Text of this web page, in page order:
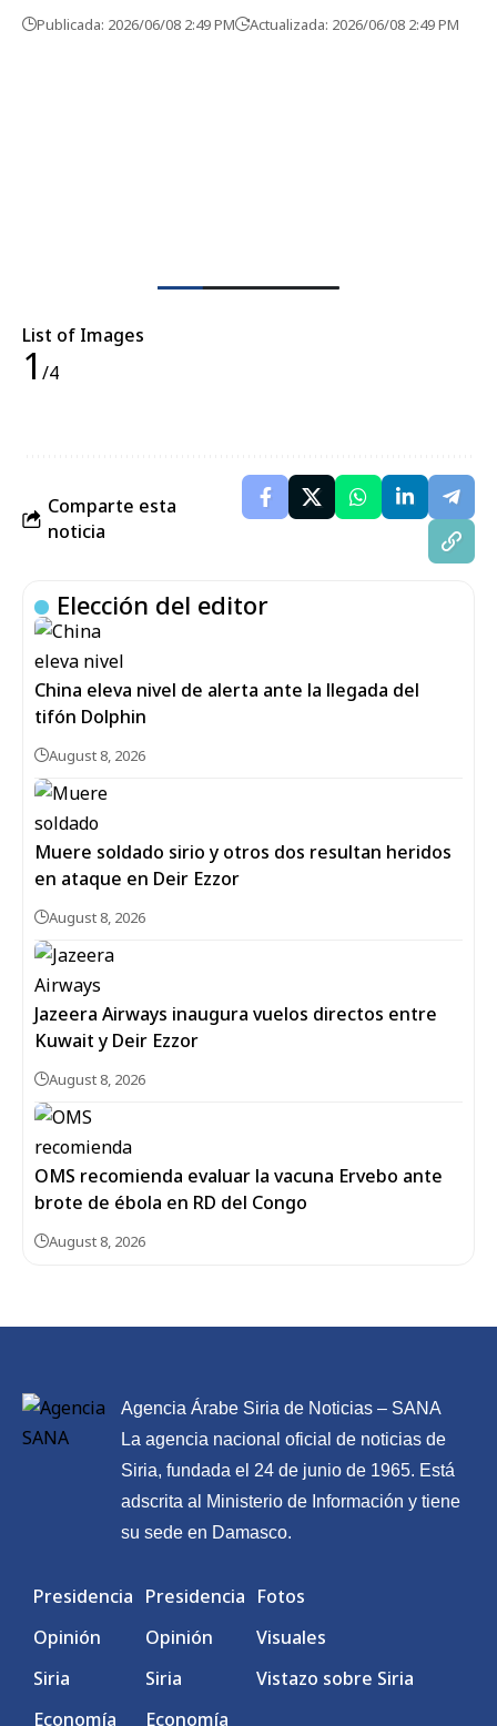
Publicada: 2026/06/08 2:49 PM Actualizada: 2026/06/08 2:49 PM
List of Images
1 /4
Comparte esta
noticia
Elección del editor
China eleva nivel de alerta ante la llegada del
tifón Dolphin
August 8, 2026
Muere soldado sirio y otros dos resultan heridos
en ataque en Deir Ezzor
August 8, 2026
Jazeera Airways inaugura vuelos directos entre
Kuwait y Deir Ezzor
August 8, 2026
OMS recomienda evaluar la vacuna Ervebo ante
brote de ébola en RD del Congo
August 8, 2026
Agencia Árabe Siria de Noticias – SANA
La agencia nacional oficial de noticias de
Siria, fundada el 24 de junio de 1965. Está
adscrita al Ministerio de Información y tiene
su sede en Damasco.
Presidencia
Opinión
Siria
Economía
Presidencia
Opinión
Siria
Economía
Fotos
Visuales
Vistazo sobre Siria